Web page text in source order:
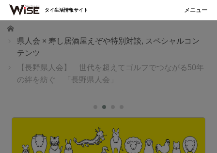
ホーム
県人会 × 寿し居酒屋えぞや特別対談, スペシャルコン
テンツ
【長野県人会】 世代を超えてゴルフでつながる50年
の絆を紡ぐ 「長野県人会」
タイ生活情報サイト